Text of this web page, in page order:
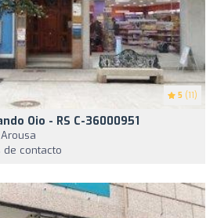
5 (11)
Oio - RS C-36000951
de contacto